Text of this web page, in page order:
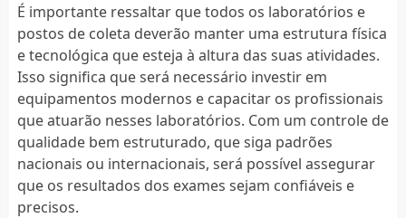
É importante ressaltar que todos os laboratórios e
postos de coleta deverão manter uma estrutura física
e tecnológica que esteja à altura das suas atividades.
Isso significa que será necessário investir em
equipamentos modernos e capacitar os profissionais
que atuarão nesses laboratórios. Com um controle de
qualidade bem estruturado, que siga padrões
nacionais ou internacionais, será possível assegurar
que os resultados dos exames sejam confiáveis e
precisos.